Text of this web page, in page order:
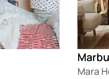
Mara